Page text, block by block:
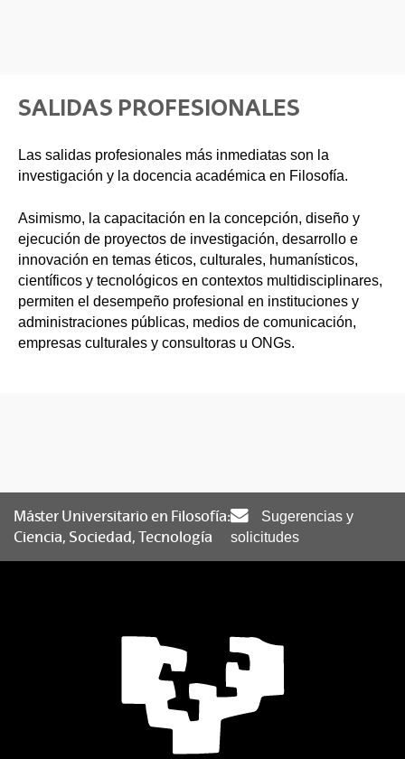
SALIDAS PROFESIONALES
Las salidas profesionales más inmediatas son la
investigación y la docencia académica en Filosofía.
Asimismo, la capacitación en la concepción, diseño y
ejecución de proyectos de investigación, desarrollo e
innovación en temas éticos, culturales, humanísticos,
científicos y tecnológicos en contextos multidisciplinares,
permiten el desempeño profesional en instituciones y
administraciones públicas, medios de comunicación,
empresas culturales y consultoras u ONGs.
Máster Universitario en Filosofía:
Ciencia, Sociedad, Tecnología
Sugerencias y
solicitudes